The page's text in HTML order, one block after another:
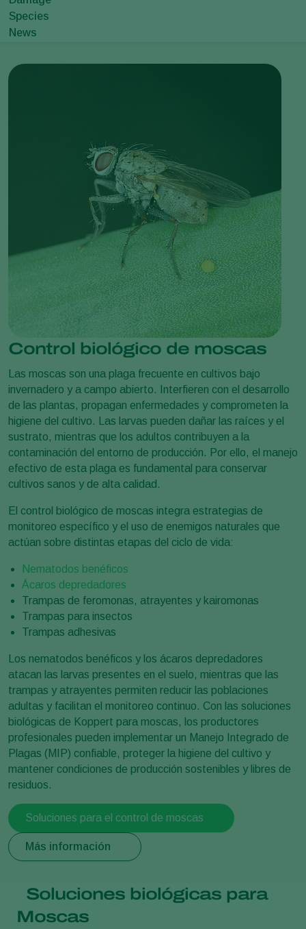
Species
News
Control biológico de moscas
Las moscas son una plaga frecuente en cultivos bajo
invernadero y a campo abierto. Interfieren con el desarrollo
de las plantas, propagan enfermedades y comprometen la
higiene del cultivo. Las larvas pueden dañar las raíces y el
sustrato, mientras que los adultos contribuyen a la
contaminación del entorno de producción. Por ello, el manejo
efectivo de esta plaga es fundamental para conservar
cultivos sanos y de alta calidad.
El control biológico de moscas integra estrategias de
monitoreo específico y el uso de enemigos naturales que
actúan sobre distintas etapas del ciclo de vida:
Nematodos benéficos
Ácaros depredadores
Trampas de feromonas, atrayentes y kairomonas
Trampas para insectos
Trampas adhesivas
Los nematodos benéficos y los ácaros depredadores
atacan las larvas presentes en el suelo, mientras que las
trampas y atrayentes permiten reducir las poblaciones
adultas y facilitan el monitoreo continuo. Con las soluciones
biológicas de Koppert para moscas, los productores
profesionales pueden implementar un Manejo Integrado de
Plagas (MIP) confiable, proteger la higiene del cultivo y
mantener condiciones de producción sostenibles y libres de
residuos.
Soluciones para el control de moscas
Más información
Soluciones biológicas para
Moscas